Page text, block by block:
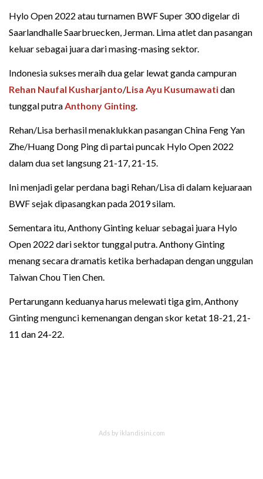
Hylo Open 2022 atau turnamen BWF Super 300 digelar di
Saarlandhalle Saarbruecken, Jerman. Lima atlet dan pasangan
keluar sebagai juara dari masing-masing sektor.
Indonesia sukses meraih dua gelar lewat ganda campuran
Rehan Naufal Kusharjanto/Lisa Ayu Kusumawatidan
tunggal putraAnthony Ginting.
Rehan/Lisa berhasil menaklukkan pasangan China Feng Yan
Zhe/Huang Dong Ping di partai puncak Hylo Open 2022
dalam dua set langsung 21-17, 21-15.
Ini menjadi gelar perdana bagi Rehan/Lisa di dalam kejuaraan
BWF sejak dipasangkan pada 2019 silam.
Sementara itu, Anthony Ginting keluar sebagai juara Hylo
Open 2022 dari sektor tunggal putra. Anthony Ginting
menang secara dramatis ketika berhadapan dengan unggulan
Taiwan Chou Tien Chen.
Pertarungann keduanya harus melewati tiga gim, Anthony
Ginting mengunci kemenangan dengan skor ketat 18-21, 21-
11 dan 24-22.